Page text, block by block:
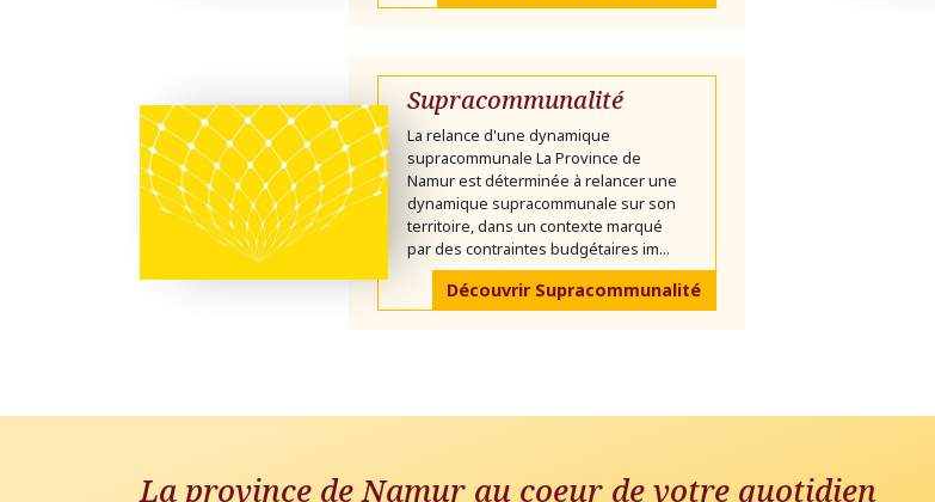
Supracommunalité
La relance d'une dynamique
supracommunale La Province de
Namur est déterminée à relancer une
dynamique supracommunale sur son
territoire, dans un contexte marqué
par des contraintes budgétaires im...
Découvrir Supracommunalité
La province de Namur au coeur de votre quotidien